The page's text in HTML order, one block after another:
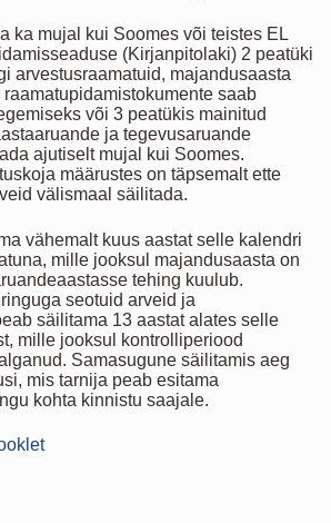
ka mujal kui Soomes või teistes EL
(Kirjanpitolaki) 2 peatüki
arvestusraamatuid, majandusaasta
saab
või 3 peatükis mainitud
ja tegevusaruande
ajutiselt mujal kui Soomes.
määrustes on täpsemalt ette
välismaal säilitada.
vähemalt kuus aastat selle kalendri
mille jooksul majandusaasta on
tehing kuulub.
seotuid arveid ja
säilitama 13 aastat alates selle
mille jooksul kontrolliperiood
Samasugune säilitamis aeg
mis tarnija peab esitama
kohta kinnistu saajale.